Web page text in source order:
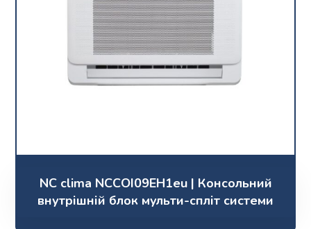
NC clima NCCOI09EH1eu | Консольний
внутрішній блок мульти-спліт системи